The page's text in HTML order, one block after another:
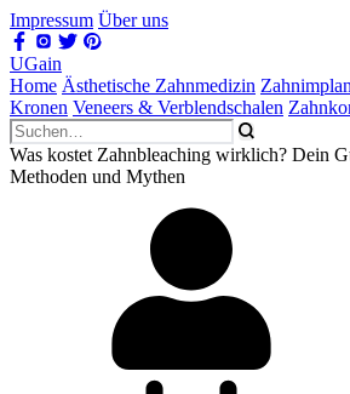
Impressum Über uns
UGain
Home Ästhetische Zahnmedizin
Kronen Veneers & Verblendschalen
Was kostet Zahnbleaching wirklich? Dein
Methoden und Mythen